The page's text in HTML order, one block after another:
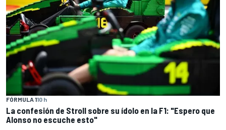
FÓRMULA 110 h
La confesión de Stroll sobre su ídolo en la F1: "Espero que
Alonso no escuche esto"